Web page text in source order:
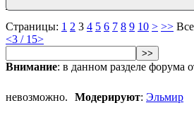
Страницы: 1 2 3 4 5 6 7 8 9 10 > >>
<3 / 15>
>>
Внимание: в данном разделе форума
невозможно. Модерируют: Эльмир